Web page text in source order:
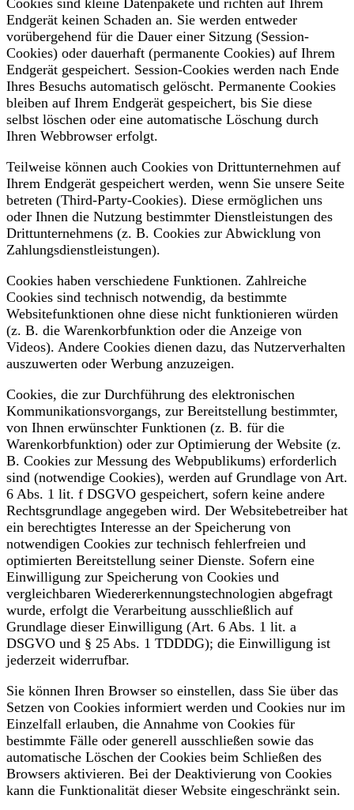
Endgerät keinen Schaden an. Sie werden entweder
vorübergehend für die Dauer einer Sitzung (Session-
Cookies) oder dauerhaft (permanente Cookies) auf Ihrem
Endgerät gespeichert. Session-Cookies werden nach Ende
Ihres Besuchs automatisch gelöscht. Permanente Cookies
bleiben auf Ihrem Endgerät gespeichert, bis Sie diese
selbst löschen oder eine automatische Löschung durch
Ihren Webbrowser erfolgt.
Teilweise können auch Cookies von Drittunternehmen auf
Ihrem Endgerät gespeichert werden, wenn Sie unsere Seite
betreten (Third-Party-Cookies). Diese ermöglichen uns
oder Ihnen die Nutzung bestimmter Dienstleistungen des
Drittunternehmens (z. B. Cookies zur Abwicklung von
Zahlungsdienstleistungen).
Cookies haben verschiedene Funktionen. Zahlreiche
Cookies sind technisch notwendig, da bestimmte
Websitefunktionen ohne diese nicht funktionieren würden
(z. B. die Warenkorbfunktion oder die Anzeige von
Videos). Andere Cookies dienen dazu, das Nutzerverhalten
auszuwerten oder Werbung anzuzeigen.
Cookies, die zur Durchführung des elektronischen
Kommunikationsvorgangs, zur Bereitstellung bestimmter,
von Ihnen erwünschter Funktionen (z. B. für die
Warenkorbfunktion) oder zur Optimierung der Website (z.
B. Cookies zur Messung des Webpublikums) erforderlich
sind (notwendige Cookies), werden auf Grundlage von Art.
6 Abs. 1 lit. f DSGVO gespeichert, sofern keine andere
Rechtsgrundlage angegeben wird. Der Websitebetreiber hat
ein berechtigtes Interesse an der Speicherung von
notwendigen Cookies zur technisch fehlerfreien und
optimierten Bereitstellung seiner Dienste. Sofern eine
Einwilligung zur Speicherung von Cookies und
vergleichbaren Wiedererkennungstechnologien abgefragt
wurde, erfolgt die Verarbeitung ausschließlich auf
Grundlage dieser Einwilligung (Art. 6 Abs. 1 lit. a
DSGVO und § 25 Abs. 1 TDDDG); die Einwilligung ist
jederzeit widerrufbar.
Sie können Ihren Browser so einstellen, dass Sie über das
Setzen von Cookies informiert werden und Cookies nur im
Einzelfall erlauben, die Annahme von Cookies für
bestimmte Fälle oder generell ausschließen sowie das
automatische Löschen der Cookies beim Schließen des
Browsers aktivieren. Bei der Deaktivierung von Cookies
kann die Funktionalität dieser Website eingeschränkt sein.